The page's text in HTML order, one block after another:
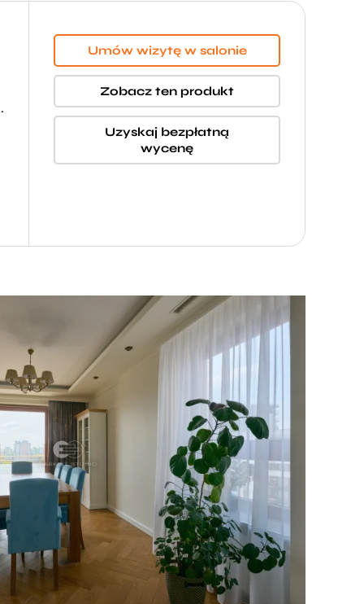
Umów wizytę w salonie
Zobacz ten produkt
Uzyskaj bezpłatną
wycenę